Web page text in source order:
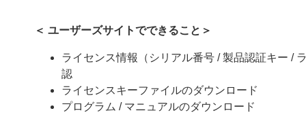
＜ ユーザーズサイトでできること＞
ライセンス情報（シリアル番号 / 製品認証キー /
認
ライセンスキーファイルのダウンロード
プログラム / マニュアルのダウンロード